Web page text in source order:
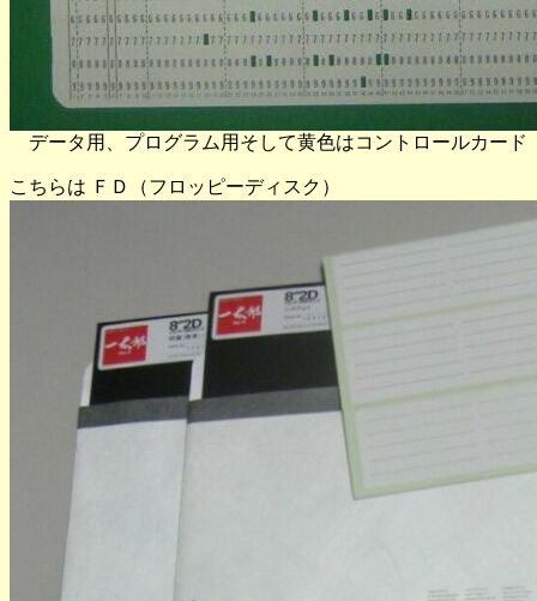
データ用、プログラム用そして黄色はコントロールカード
こちらは ＦＤ（フロッピーディスク）